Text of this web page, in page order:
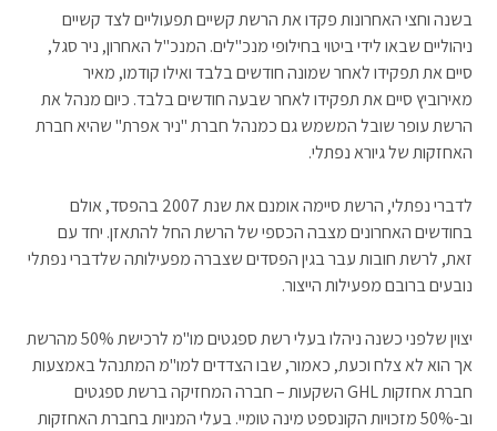
בשנה וחצי האחרונות פקדו את הרשת קשיים תפעוליים לצד קשיים
ניהוליים שבאו לידי ביטוי בחילופי מנכ"לים. המנכ"ל האחרון, ניר סגל,
סיים את תפקידו לאחר שמונה חודשים בלבד ואילו קודמו, מאיר
מאירוביץ סיים את תפקידו לאחר שבעה חודשים בלבד. כיום מנהל את
הרשת עופר שובל המשמש גם כמנהל חברת "ניר אפרת" שהיא חברת
האחזקות של גיורא נפתלי.
לדברי נפתלי, הרשת סיימה אומנם את שנת 2007 בהפסד, אולם
בחודשים האחרונים מצבה הכספי של הרשת החל להתאזן. יחד עם
זאת, לרשת חובות עבר בגין הפסדים שצברה מפעילותה שלדברי נפתלי
נובעים ברובם מפעילות הייצור.
יצוין שלפני כשנה ניהלו בעלי רשת ספגטים מו"מ לרכישת 50% מהרשת
אך הוא לא צלח וכעת, כאמור, שבו הצדדים למו"מ המתנהל באמצעות
חברת אחזקות GHL השקעות – חברה המחזיקה ברשת ספגטים
וב-50% מזכויות הקונספט מינה טומיי. בעלי המניות בחברת האחזקות